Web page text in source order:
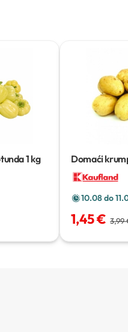
1 kg Domaći
10.08 do
1,45 € 3,99